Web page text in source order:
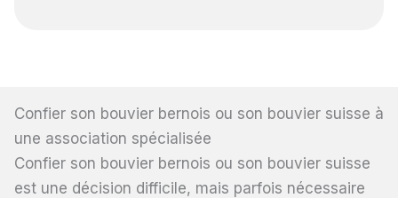
Confier son bouvier bernois ou son bouvier suisse à
une association spécialisée
Confier son bouvier bernois ou son bouvier suisse
est une décision difficile, mais parfois nécessaire